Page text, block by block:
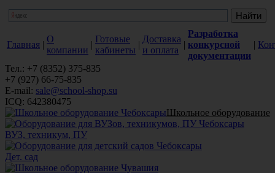
Главная |
О
компании
|
Готовые
кабинеты
|
Доставка
и оплата
|
Разработка
конкурсной
документации
|
Тел.: +7 (8352) 375-835
+7 (927) 66-75-835
E-mail: sale@school-shop.su
ICQ: 642380475
Школьное оборудование
ВУЗ, техникум, ПУ
Дет. сад